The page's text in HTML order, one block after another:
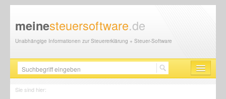
meinesteuersoftware.de
Unabhängige Informationen zur Steuererklärung + Steuer-Software
Steuersoftware
Sie sind hier: